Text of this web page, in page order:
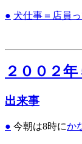
● 犬仕事＝店員
２００２
出来事
● 今朝は8時にか